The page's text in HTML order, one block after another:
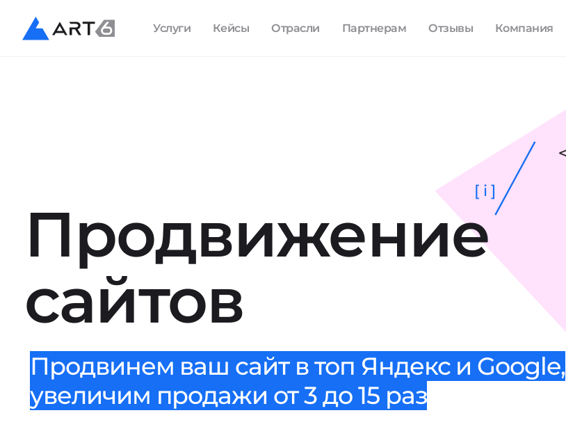
Услуги Кейсы Отрасли Партнерам Отзывы Компания
Продвижение
сайтов
[ i ]
Продвинем ваш сайт в топ Яндекс и Google,
увеличим продажи от 3 до 15 раз